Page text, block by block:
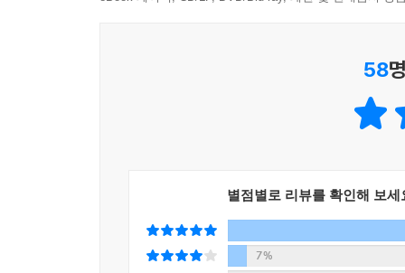
- 〈퍼블리셔스 위클리〉
“로버트 하인라인, 아이작 아시모프, 아서 C. 클라
“생사를 넘나드는 화성에서의 급박한 상황과 예
- 〈라이브러리 저널〉
58
별점별로 리뷰를 확인해 보세
7%